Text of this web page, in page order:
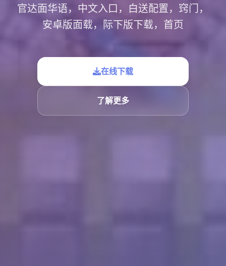
官达面华语，中文入口，白送配置，窍门，
安卓版面载，际下版下载，首页
在线下载
了解更多